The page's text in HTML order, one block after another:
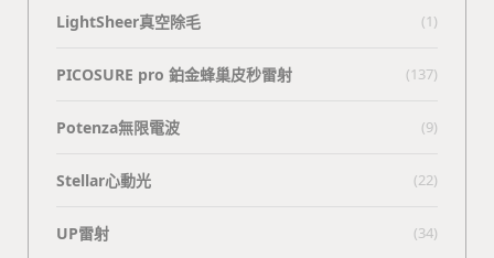
LightSheer真空除毛 (1)
PICOSURE pro 鉑金蜂巢皮秒雷射 (137)
Potenza無限電波 (9)
Stellar心動光 (22)
UP雷射 (34)